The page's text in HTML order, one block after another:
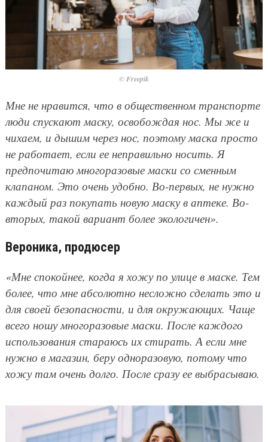
© Freepik
Мне не нравится, что в общественном транспорте
люди спускают маску, освобождая нос. Мы же и
чихаем, и дышим через нос, поэтому маска просто
не работает, если ее неправильно носить. Я
предпочитаю многоразовые маски со сменным
клапаном. Это очень удобно. Во-первых, не нужно
каждый раз покупать новую маску в аптеке. Во-
вторых, такой вариант более экологичен».
Вероника, продюсер
«Мне спокойнее, когда я хожу по улице в маске. Тем
более, что мне абсолютно несложно сделать это и
для своей безопасности, и для окружающих. Чаще
всего ношу многоразовые маски. После каждого
использования стараюсь их стирать. А если мне
нужно в магазин, беру одноразовую, потому что
хожу там очень долго. После сразу ее выбрасываю.